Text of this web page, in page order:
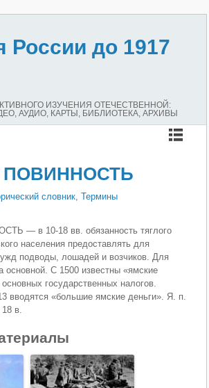
России до 1917
ИЗУЧЕНИЯ ОТЕЧЕСТВЕННОЙ:
АУДИО, КАРТЫ, БИБЛИОТЕКА, АРХИВЫ
словник,Термины
— в 10-18 вв. обязанность тяглого
населения предоставлять для
подводы, лошадей и возчиков. Для
С 1500 известны «ямские
государственных налогов.
вводятся «большие ямские деньги». Я. п.
в.